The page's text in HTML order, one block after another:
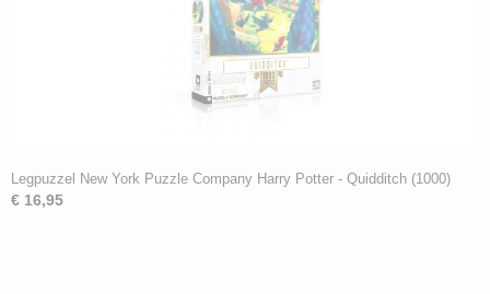
Legpuzzel New York Puzzle Company Harry Potter - Quidditch (1000)
€ 16,95